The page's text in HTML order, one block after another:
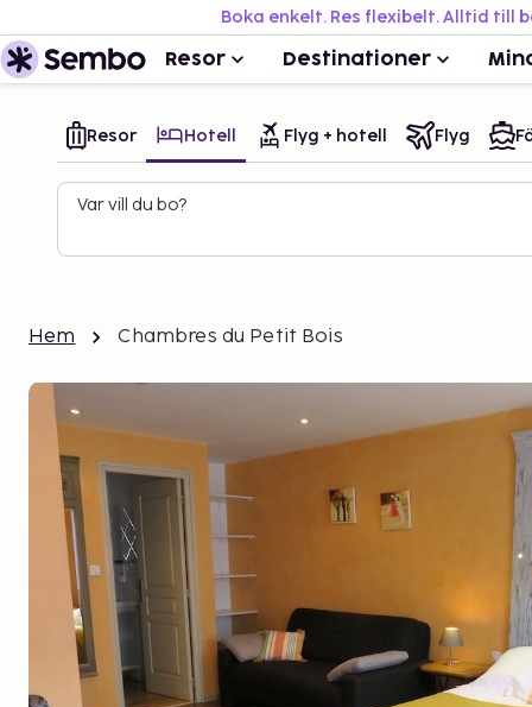
Boka enkelt. Res flexibelt. Alltid till
Resor Destinationer
Resor Hotell Flyg + hotell Flyg
Var vill du bo?
Hem Chambres du Petit Bois